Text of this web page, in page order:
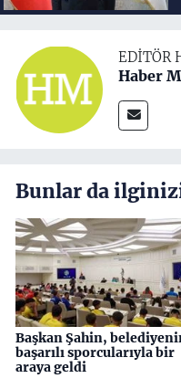
EDITÖR
Haber
Bunlar da
Başkan Şahin,
başarılı sporcularıyla bir
araya geldi